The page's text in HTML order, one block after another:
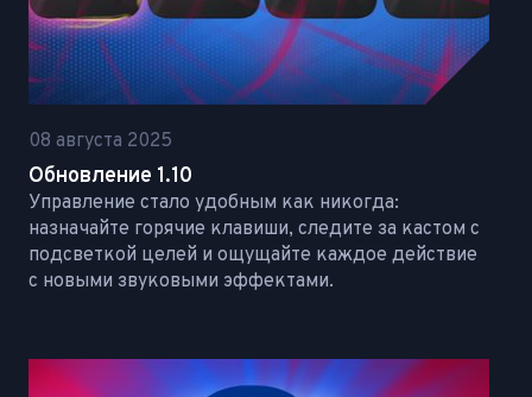
08 августа 2025
Обновление 1.10
Управление стало удобным как никогда:
назначайте горячие клавиши, следите за кастом с
подсветкой целей и ощущайте каждое действие
с новыми звуковыми эффектами.